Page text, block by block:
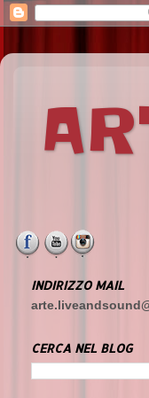
INDIRIZZO MAIL
CERCA NEL BLOG